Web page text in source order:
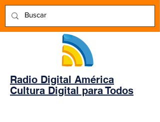
Radio Digital América
Cultura Digital para Todos